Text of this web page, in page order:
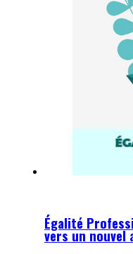
Égalité
vers un nouvel